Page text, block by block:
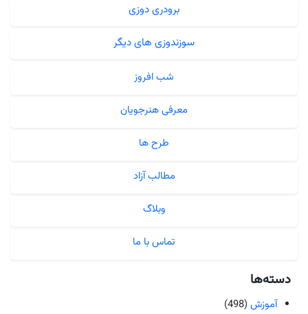
برودری دوزی
سوزندوزی های دیگر
شب افروز
معرفی هنرجویان
طرح ها
مطالب آزاد
وبلاگ
تماس با ما
دسته‌ها
آموزش (498)